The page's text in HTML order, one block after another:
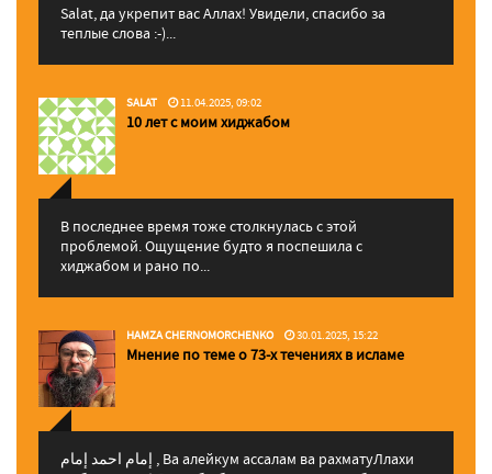
Salat, да укрепит вас Аллаx! Увидели, спасибо за
теплые слова :-)...
SALAT 11.04.2025, 09:02
10 лет с моим хиджабом
В последнее время тоже столкнулась с этой
проблемой. Ощущение будто я поспешила с
хиджабом и рано по...
HAMZA CHERNOMORCHENKO 30.01.2025, 15:22
Мнение по теме о 73-х течениях в исламе
إمام احمد إمام , Ва алейкум ассалам ва рахматуЛлахи